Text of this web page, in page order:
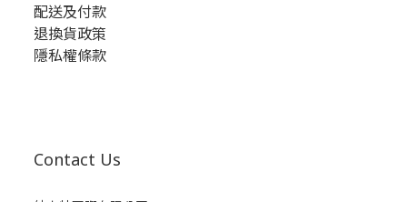
配送及付款
退換貨政策
隱私權條款
Contact Us